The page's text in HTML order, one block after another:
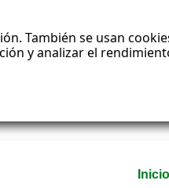
También se usan
y analizar el
Inicio